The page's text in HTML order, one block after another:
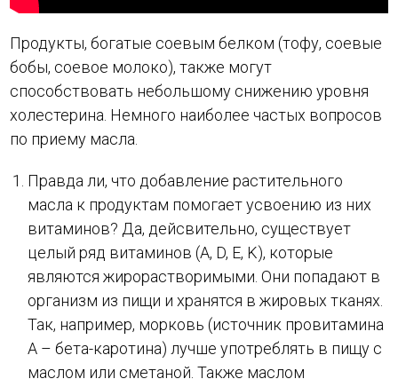
Продукты, богатые соевым белком (тофу, соевые
бобы, соевое молоко), также могут
способствовать небольшому снижению уровня
холестерина. Немного наиболее частых вопросов
по приему масла.
Правда ли, что добавление растительного
масла к продуктам помогает усвоению из них
витаминов? Да, дейсвительно, существует
целый ряд витаминов (A, D, E, K), которые
являются жирорастворимыми. Они попадают в
организм из пищи и хранятся в жировых тканях.
Так, например, морковь (источник провитамина
A – бета-каротина) лучше употреблять в пищу с
маслом или сметаной. Также маслом